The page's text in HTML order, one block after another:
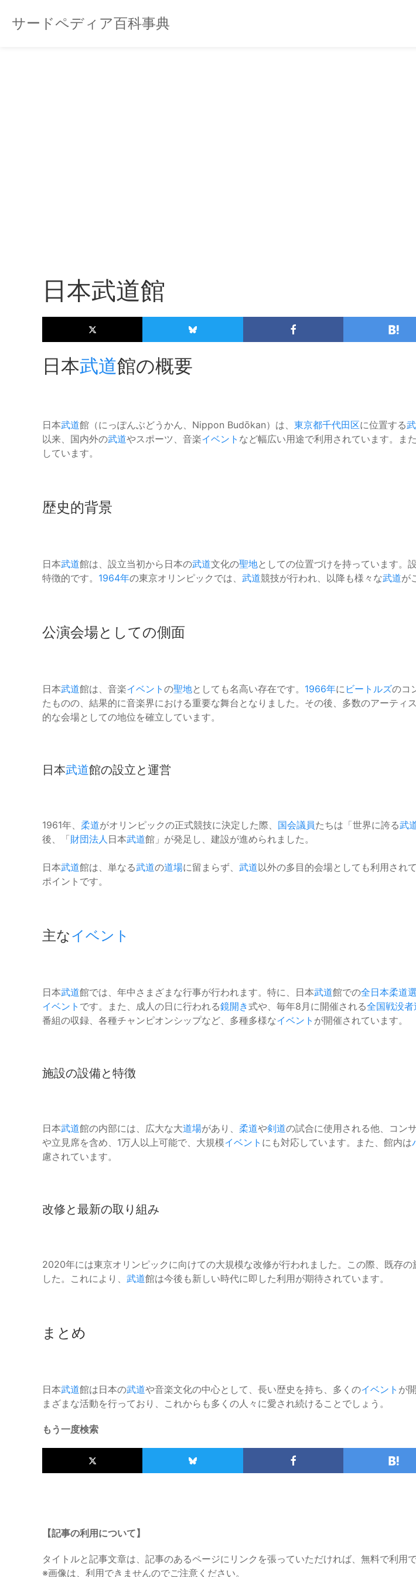
サードペディア百科事典
日本武道館
日本武道館の概要
日本武道館（にっぽんぶどうかん、Nippon Budōkan）は、 東京都千代田区に位置する
以来、国内外の武道やスポーツ、音楽イベント など幅広い用途で利用されています。ま
しています。
歴史的背景
日本武道館は、設立当初から日本の武道文化の聖地としての位置づけを持っています。
特徴的です。 1964年の東京オリンピックでは、 武道競技が行われ、以降も様々な武道が
公演会場としての側面
日本武道館は、音楽イベント の聖地としても名高い存在です。 1966年に ビートルズのコ
たものの、結果的に音楽界における重要な舞台となりました。その後、多数のアーテ
的な会場としての地位を確立しています。
日本武道館の設立と運営
1961年、 柔道がオリンピックの正式競技に決定した際、 国会議員たちは「世界に誇る武
後、「財団法人 日本武道館」が発足し、建設が進められました。
日本武道館は、単なる武道の道場に留まらず、 武道以外の多目的会場としても利用され
ポイントです。
主なイベント
日本武道館では、年中さまざまな行事が行われます。特に、日本武道館での全日本柔道
イベント です。また、成人の日に行われる鏡開き式や、毎年8月に開催される全国戦没
番組の収録、各種チャンピオンシップなど、多種多様なイベント が開催されています。
施設の設備と特徴
日本武道館の内部には、広大な大道場があり、 柔道や剣道の試合に使用される他、コン
や立見席を含め、1万人以上可能で、大規模イベント にも対応しています。また、館内は
慮されています。
改修と最新の取り組み
2020年には東京オリンピックに向けての大規模な改修が行われました。この際、既存の
した。これにより、 武道館は今後も新しい時代に即した利用が期待されています。
まとめ
日本武道館は日本の武道や音楽文化の中心として、長い歴史を持ち、多くのイベント が
まざまな活動を行っており、これからも多くの人々に愛され続けることでしょう。
もう一度検索
【記事の利用について】
タイトルと記事文章は、記事のあるページにリンクを張っていただければ、無料で利用で
※画像は、利用できませんのでご注意ください。